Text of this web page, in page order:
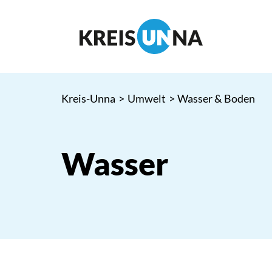
Kreis-Unna > Umwelt > Wasser & Boden
Wasser